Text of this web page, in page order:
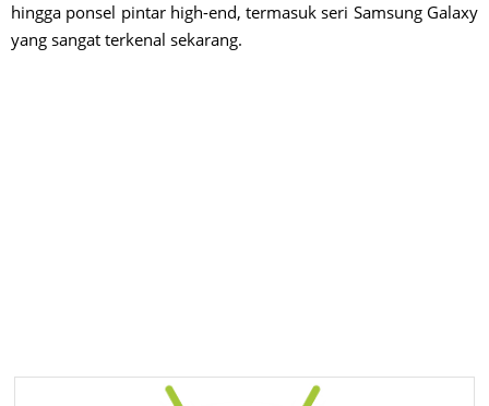
hingga ponsel pintar high-end, termasuk seri Samsung Galaxy
yang sangat terkenal sekarang.